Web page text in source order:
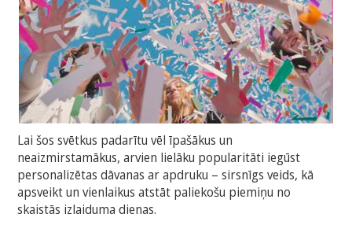
Lai šos svētkus padarītu vēl īpašākus un
neaizmirstamākus, arvien lielāku popularitāti iegūst
personalizētas dāvanas ar apdruku – sirsnīgs veids, kā
apsveikt un vienlaikus atstāt paliekošu piemiņu no
skaistās izlaiduma dienas.